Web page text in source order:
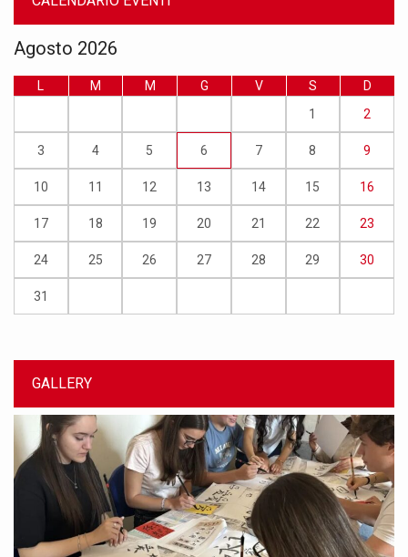
Agosto 2026
L M M G V S
D
1
2
3 4 5 6 7 8 9
10 11 12 13 14 15 16
17 18 19 20 21 22 23
24 25 26 27 28 29 30
31
GALLERY